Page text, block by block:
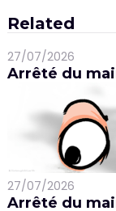
l’article
Related
27/07/2026
Arrêté du
27/07/2026
Arrêté du